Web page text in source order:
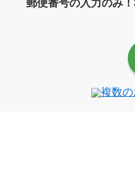
郵便番号の入力のみ
複数